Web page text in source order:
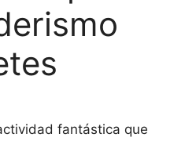
fantástica que